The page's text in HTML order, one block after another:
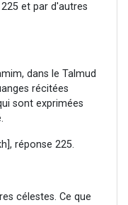
et par d'autres
dans le Talmud
récitées
sont exprimées
réponse 225.
célestes. Ce que